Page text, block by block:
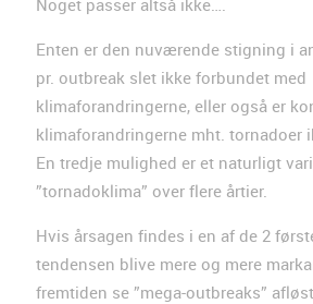
Enten er den nuværende stigning i
pr. outbreak slet ikke forbundet med
klimaforandringerne, eller også er
klimaforandringerne mht. tornadoer
En tredje mulighed er et naturligt
”tornadoklima” over flere årtier.
Hvis årsagen findes i en af de 2
tendensen blive mere og mere
fremtiden se ”mega-outbreaks”